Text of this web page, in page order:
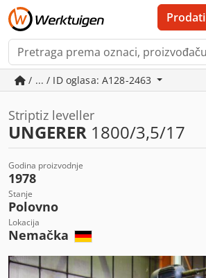
Prodati
/ ... / ID oglasa: A128-2463
Striptiz leveller
UNGERER 1800/3,5/17
Godina proizvodnje
1978
Stanje
Polovno
Lokacija
Nemačka